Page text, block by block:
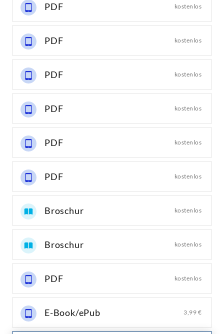
PDF kostenlos
PDF kostenlos
PDF kostenlos
PDF kostenlos
PDF kostenlos
PDF kostenlos
Broschur kostenlos
Broschur kostenlos
PDF kostenlos
E-Book/ePub 3,99 €